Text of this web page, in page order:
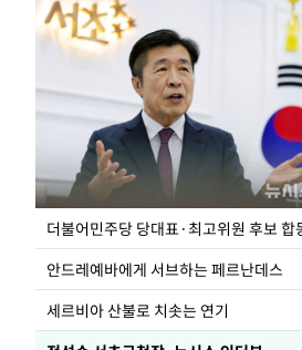
안드레예바에게 서브하는 페르난데스
세르비아 산불로 치솟는 연기